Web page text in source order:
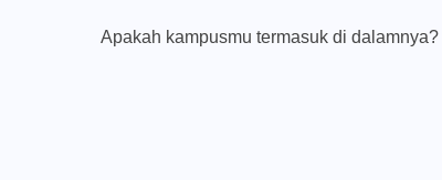
Apakah kampusmu termasuk di dalamnya?